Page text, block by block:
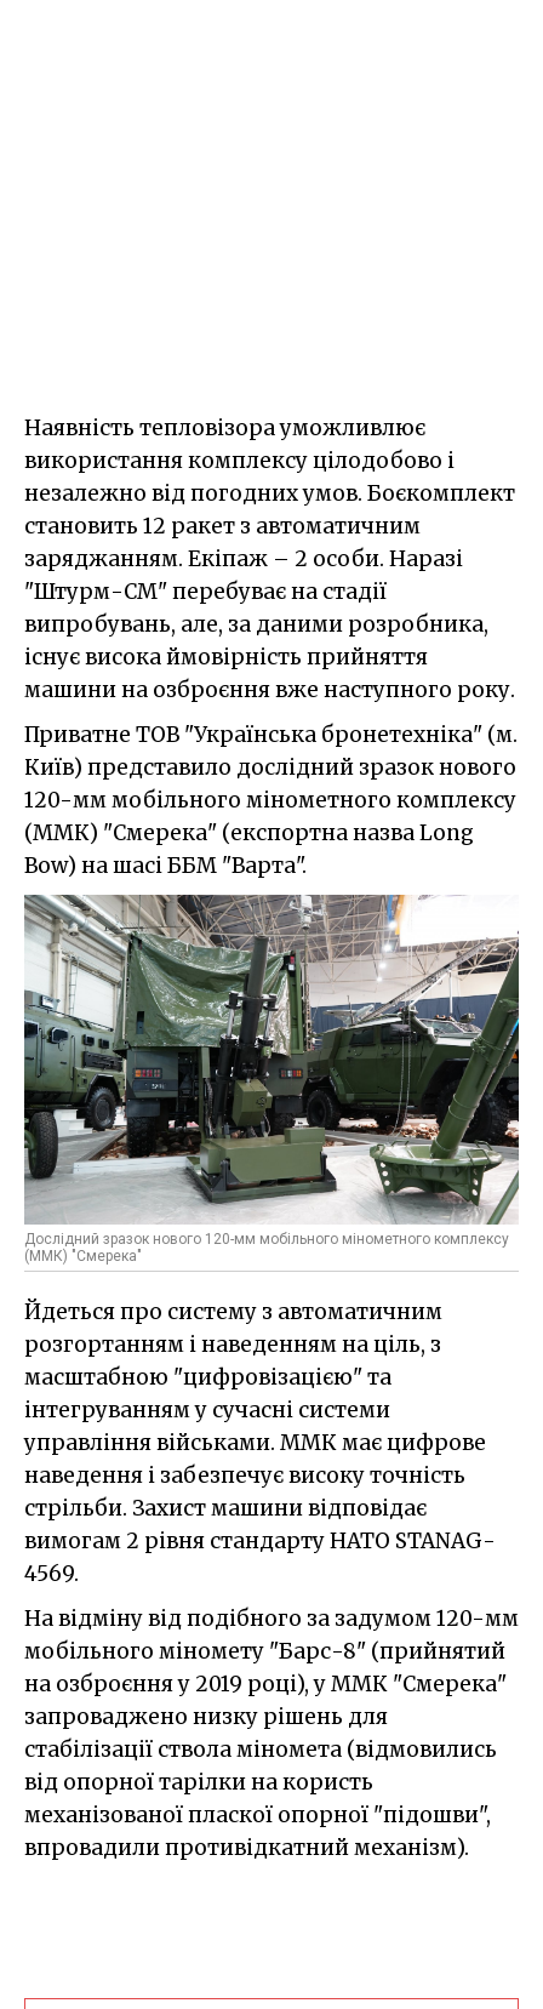
Наявність тепловізора уможливлює
використання комплексу цілодобово і
незалежно від погодних умов. Боєкомплект
становить 12 ракет з автоматичним
заряджанням. Екіпаж – 2 особи. Наразі
"Штурм-СМ" перебуває на стадії
випробувань, але, за даними розробника,
існує висока ймовірність прийняття
машини на озброєння вже наступного року.
Приватне ТОВ "Українська бронетехніка" (м.
Київ) представило дослідний зразок нового
120-мм мобільного мінометного комплексу
(ММК) "Смерека" (експортна назва Long
Bow) на шасі ББМ "Варта".
Дослідний зразок нового 120-мм мобільного мінометного комплексу
(ММК) "Смерека"
Йдеться про систему з автоматичним
розгортанням і наведенням на ціль, з
масштабною "цифровізацією" та
інтегруванням у сучасні системи
управління військами. ММК має цифрове
наведення і забезпечує високу точність
стрільби. Захист машини відповідає
вимогам 2 рівня стандарту НАТО STANAG-
4569.
На відміну від подібного за задумом 120-мм
мобільного міномету "Барс-8" (прийнятий
на озброєння у 2019 році), у ММК "Смерека"
запроваджено низку рішень для
стабілізації ствола міномета (відмовились
від опорної тарілки на користь
механізованої пласкої опорної "підошви",
впровадили противідкатний механізм).